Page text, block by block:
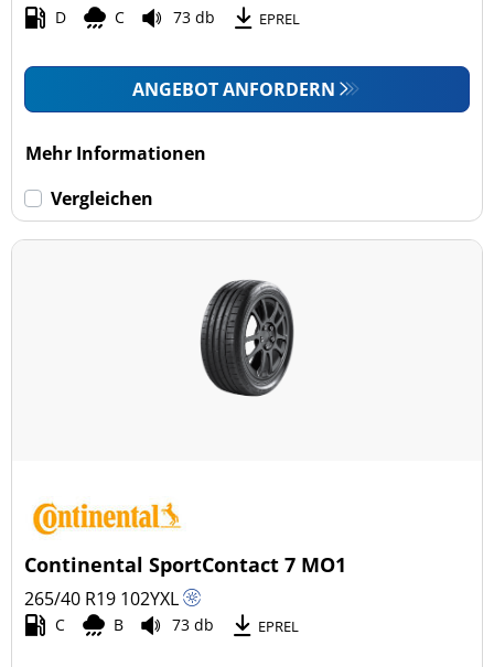
Wohnmobil (0)
Keine Run-flat (28)
D C 73 db EPREL
ANGEBOT ANFORDERN
Mehr Informationen
Vergleichen
Continental SportContact 7 MO1
265/40 R19 102YXL
C B 73 db EPREL